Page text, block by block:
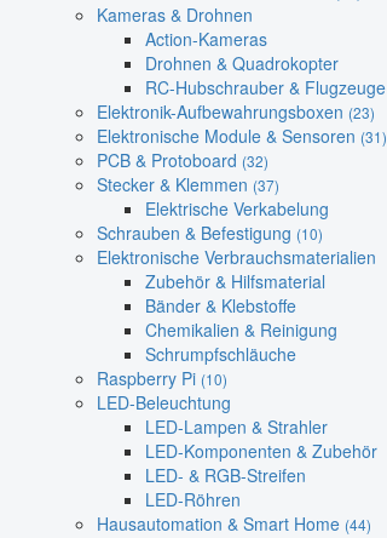
Kameras & Drohnen
Action-Kameras
Drohnen & Quadrokopter
RC-Hubschrauber & Flugzeuge
Elektronik-Aufbewahrungsboxen (23)
Elektronische Module & Sensoren (31)
PCB & Protoboard (32)
Stecker & Klemmen (37)
Elektrische Verkabelung
Schrauben & Befestigung (10)
Elektronische Verbrauchsmaterialien
Zubehör & Hilfsmaterial
Bänder & Klebstoffe
Chemikalien & Reinigung
Schrumpfschläuche
Raspberry Pi (10)
LED-Beleuchtung
LED-Lampen & Strahler
LED-Komponenten & Zubehör
LED- & RGB-Streifen
LED-Röhren
Hausautomation & Smart Home (44)